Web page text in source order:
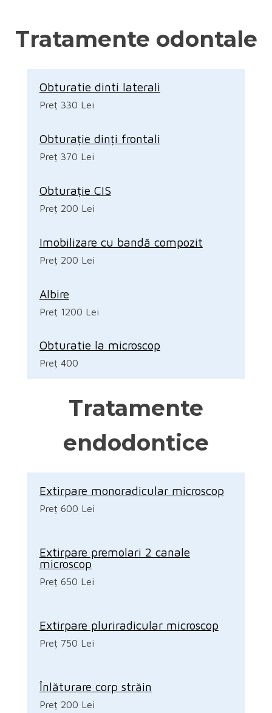
Tratamente odontale
Obturatie dinti laterali
Preț 330 Lei
Obturație dinți frontali
Preț 370 Lei
Obturație CIS
Preț 200 Lei
Imobilizare cu bandă compozit
Preț 200 Lei
Albire
Preț 1200 Lei
Obturatie la microscop
Preț 400
Tratamente
endodontice
Extirpare monoradicular microscop
Preț 600 Lei
Extirpare premolari 2 canale
microscop
Preț 650 Lei
Extirpare pluriradicular microscop
Preț 750 Lei
Înlăturare corp străin
Preț 200 Lei